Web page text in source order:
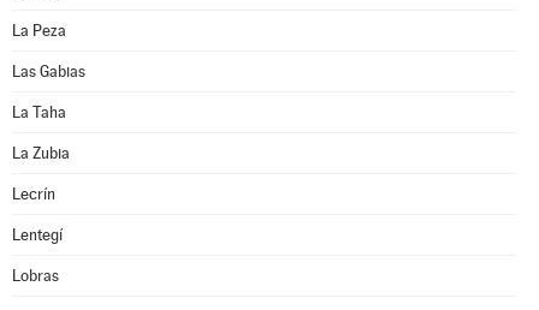
La Peza
Las Gabias
La Taha
La Zubia
Lecrín
Lentegí
Lobras